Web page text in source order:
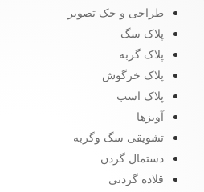
طراحی و حک تصویر
پلاک سگ
پلاک گربه
پلاک خرگوش
پلاک اسب
آویزها
تشویقی سگ وگربه
دستمال گردن
قلاده گردنی